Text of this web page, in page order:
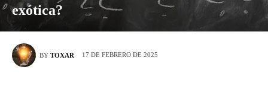
exótica?
BY TOXAR 17 DE FEBRERO DE 2025